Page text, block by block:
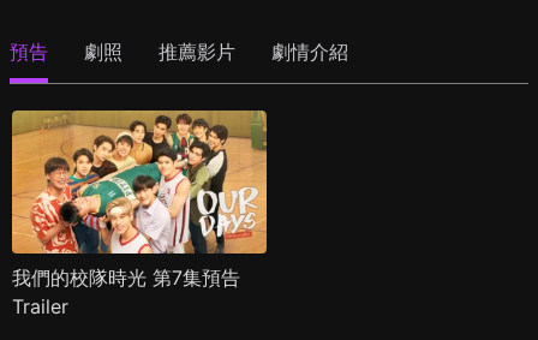
預告 劇照 推薦影片 劇情介紹
我們的校隊時光 第7集預告
Trailer